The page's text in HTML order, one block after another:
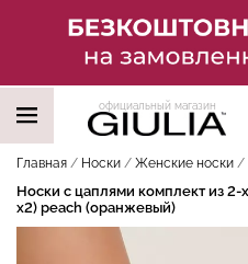
официальный магазин
Главная Носки Женские носки
Носки с цаплями комплект из 2-
х2) peach (оранжевый)
НАШИ ТРЕНДОВЫЕ